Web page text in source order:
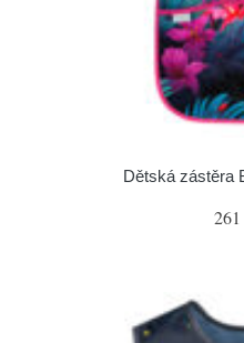
Dětská zástěra